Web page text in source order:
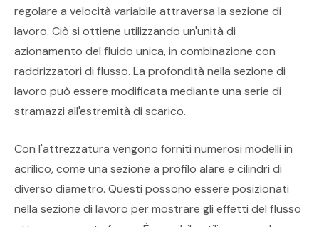
regolare a velocità variabile attraversa la sezione di
lavoro. Ciò si ottiene utilizzando un'unità di
azionamento del fluido unica, in combinazione con
raddrizzatori di flusso. La profondità nella sezione di
lavoro può essere modificata mediante una serie di
stramazzi all'estremità di scarico.
Con l'attrezzatura vengono forniti numerosi modelli in
acrilico, come una sezione a profilo alare e cilindri di
diverso diametro. Questi possono essere posizionati
nella sezione di lavoro per mostrare gli effetti del flusso